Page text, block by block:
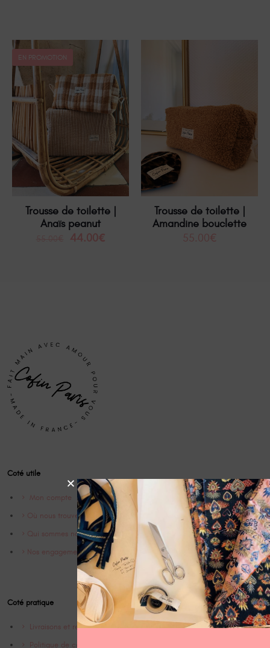
EN PROMOTION
Trousse de toilette |
Anaïs peanut
44.00€
Trousse de toilette |
Amandine bouclette
55.00€
Coté utile
Mon compte
Où nous trouver
Qui sommes nous ?
Nos engagements
Coté pratique
Livraisons et retrours
Politique de confidentialité